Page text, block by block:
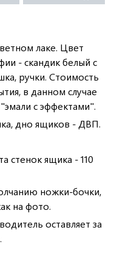
лаке. Цвет
- скандик белый с
ручки. Стоимость
в данном случае
с эффектами".
дно ящиков - ДВП.
стенок ящика - 110
ножки-бочки,
на фото.
оставляет за